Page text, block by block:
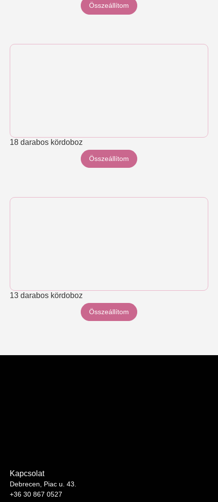
Összeállítom
18 darabos kördoboz
Összeállítom
13 darabos kördoboz
Összeállítom
Kapcsolat
Debrecen, Piac u. 43.
+36 30 867 0527